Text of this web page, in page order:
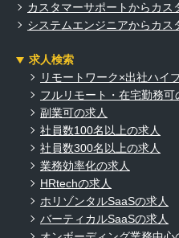
カスタマーサポートからカス
システムエンジニアからカス
求人検索
リモートワーク×出社ハイ
フルリモート・在宅勤務可
副業可の求人
社員数100名以上の求人
社員数300名以上の求人
業務効率化の求人
HRtechの求人
ホリゾンタルSaaSの求人
バーティカルSaaSの求人